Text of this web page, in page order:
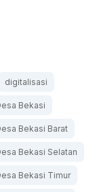
digitalisasi
Bekasi
Bekasi Barat
Bekasi Selatan
Bekasi Timur